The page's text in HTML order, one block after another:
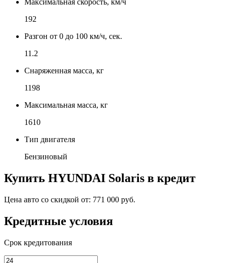
Максимальная скорость, км/ч
192
Разгон от 0 до 100 км/ч, сек.
11.2
Снаряженная масса, кг
1198
Максимальная масса, кг
1610
Тип двигателя
Бензиновый
Купить HYUNDAI Solaris в кредит
Цена авто со скидкой от: 771 000 руб.
Кредитные условия
Срок кредитования